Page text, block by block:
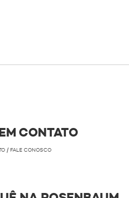
CONTATO
/ FALE CONOSCO